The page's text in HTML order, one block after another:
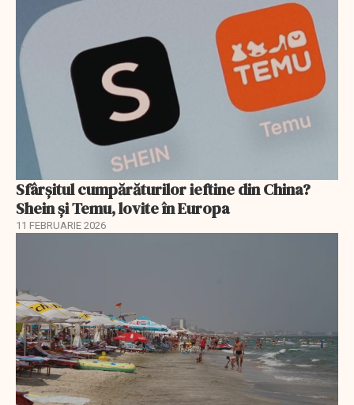
Sfârșitul cumpărăturilor ieftine din China?
Shein și Temu, lovite în Europa
11 FEBRUARIE 2026